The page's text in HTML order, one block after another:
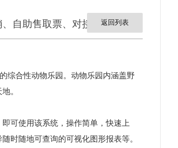
自助售取票、对接抖音来客
返回列表
综合性动物乐园。动物乐园内涵盖野
。
可使用该系统，操作简单，快速上
时随地可查询的可视化图形报表等。